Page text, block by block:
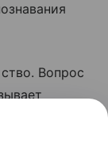
Вопрос
них